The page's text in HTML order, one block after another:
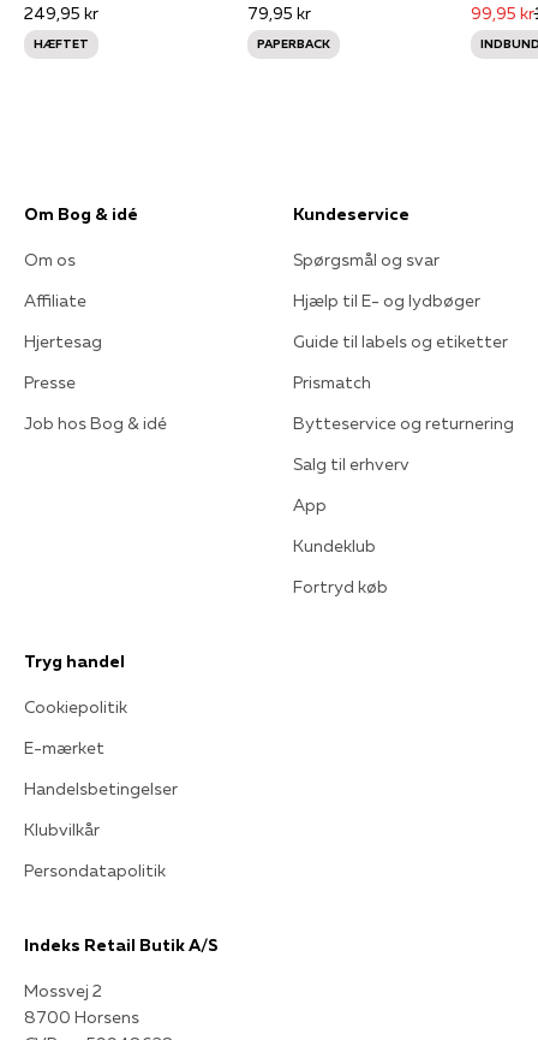
249,95 kr
HÆFTET
79,95 kr
PAPERBACK
99,95 kr
Om Bog & idé
Om os
Affiliate
Hjertesag
Presse
Job hos Bog & idé
Kundeservice
Spørgsmål og svar
Hjælp til E- og lydbøger
Guide til labels og etiketter
Prismatch
Bytteservice og returnering
Salg til erhverv
App
Kundeklub
Fortryd køb
Tryg handel
Cookiepolitik
E-mærket
Handelsbetingelser
Klubvilkår
Persondatapolitik
Indeks Retail Butik A/S
Mossvej 2
8700 Horsens